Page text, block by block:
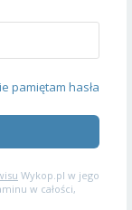
pamiętam hasła
Wykop.pl w jego
w całości,